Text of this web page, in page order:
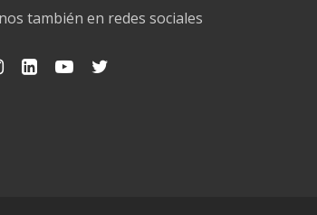
también en redes sociales